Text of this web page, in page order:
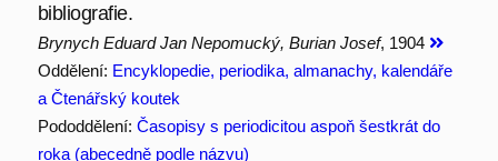
bibliografie.
Brynych Eduard Jan Nepomucký, Burian Josef, 1904
Oddělení: Encyklopedie, periodika, almanachy, kalendáře
a Čtenářský koutek
Pododdělení: Časopisy s periodicitou aspoň šestkrát do
roka (abecedně podle názvu)